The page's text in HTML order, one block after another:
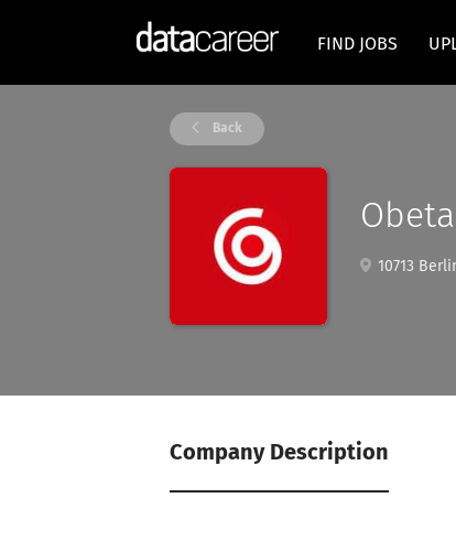
FIND JOBS
Back
Obeta
10713
Company Description